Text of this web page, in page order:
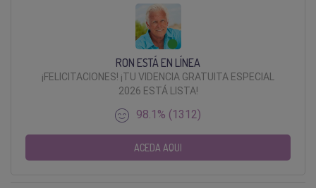
RON ESTÁ EN LÍNEA
¡FELICITACIONES! ¡TU VIDENCIA GRATUITA ESPECIAL
2026 ESTÁ LISTA!
98.1% (1312)
ACEDA AQUI